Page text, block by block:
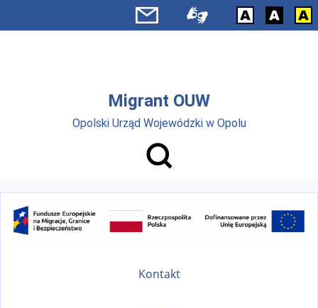
Przejdź do menu głównego
Migrant OUW
Opolski Urząd Wojewódzki w Opolu
Kontakt